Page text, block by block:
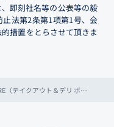
即刻社名等の公表等の毅
法第2条第1項第1号、会
措置をとらさせて頂きま
TAKEOUT＆DELI BON TORE（テイクアウト＆デリ ボントレ）